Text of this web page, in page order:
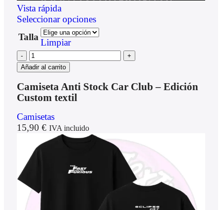
Vista rápida
Seleccionar opciones
Talla
Limpiar
Añadir al carrito
Camiseta Anti Stock Car Club – Edición
Custom textil
Camisetas
15,90 € IVA incluido